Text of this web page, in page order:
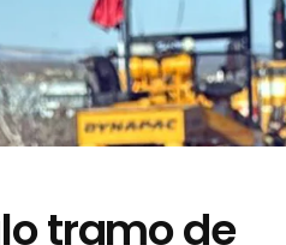
tramo de